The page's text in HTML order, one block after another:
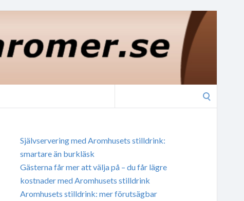
Självservering med Aromhusets stilldrink:
smartare än burkläsk
Gästerna får mer att välja på – du får lägre
kostnader med Aromhusets stilldrink
Aromhusets stilldrink: mer förutsägbar